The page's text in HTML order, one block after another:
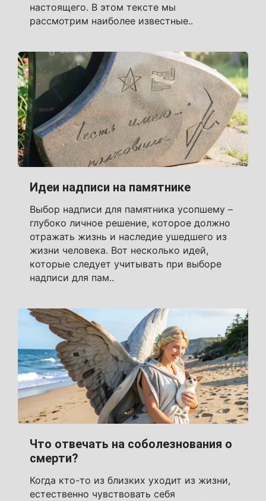
настоящего. В этом тексте мы
рассмотрим наиболее известные..
Идеи надписи на памятнике
Выбор надписи для памятника усопшему –
глубоко личное решение, которое должно
отражать жизнь и наследие ушедшего из
жизни человека. Вот несколько идей,
которые следует учитывать при выборе
надписи для пам..
Что отвечать на соболезнования о
смерти?
Когда кто-то из близких уходит из жизни,
естественно чувствовать себя